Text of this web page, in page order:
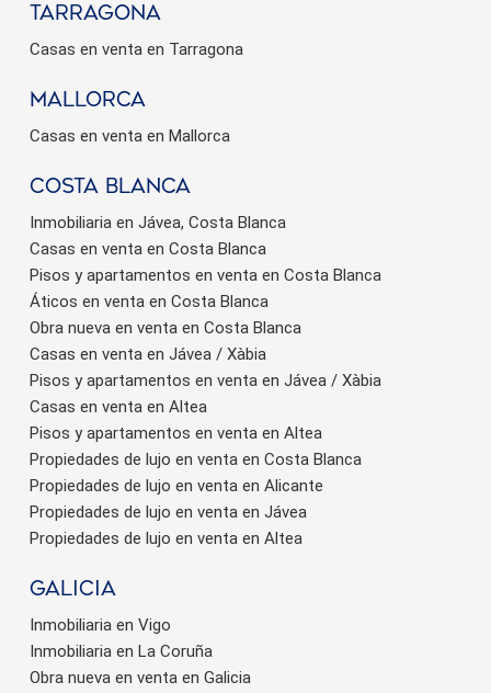
Tarragona
Casas en venta en Tarragona
Mallorca
Casas en venta en Mallorca
Costa Blanca
Inmobiliaria en Jávea, Costa Blanca
Casas en venta en Costa Blanca
Pisos y apartamentos en venta en Costa Blanca
Áticos en venta en Costa Blanca
Obra nueva en venta en Costa Blanca
Casas en venta en Jávea / Xàbia
Pisos y apartamentos en venta en Jávea / Xàbia
Casas en venta en Altea
Pisos y apartamentos en venta en Altea
Propiedades de lujo en venta en Costa Blanca
Propiedades de lujo en venta en Alicante
Propiedades de lujo en venta en Jávea
Propiedades de lujo en venta en Altea
Galicia
Inmobiliaria en Vigo
Inmobiliaria en La Coruña
Obra nueva en venta en Galicia